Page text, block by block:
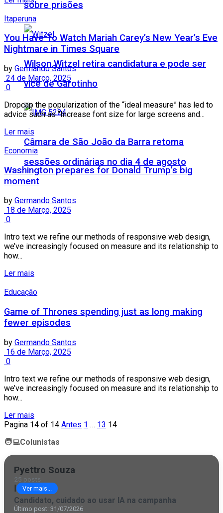
sobre prisões
Wilson Witzel retira candidatura e pode ser
vice de Garotinho
Câmara de São João da Barra retoma
sessões ordinárias no dia 4 de agosto
Itaperuna
You Have To Watch Mariah Carey’s New Year’s Eve
Nightmare in Times Square
by Germando Santos
24 de Março, 2025
0
Dropcap the popularization of the “ideal measure” has led to
advice such as “Increase font size for large screens and...
Ler mais
Economia
Washington prepares for Donald Trump’s big
moment
by Germando Santos
18 de Março, 2025
0
Intro text we refine our methods of responsive web design,
we’ve increasingly focused on measure and its relationship to
how...
Ler mais
Educação
Game of Thrones spending just as long making
fewer episodes
by Germando Santos
16 de Março, 2025
0
Intro text we refine our methods of responsive web design,
we’ve increasingly focused on measure and its relationship to
how...
Ler mais
Pagina 14 of 14 Antes 1 … 13 14
🧑‍💻Colunistas
Pyettro Souza
25 posts
| Ver mais...
Candidato, cuidado ao usar IA na campanha
Último post: 31/07/2026